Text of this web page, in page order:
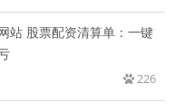
站 股票配资清算单：一键
226